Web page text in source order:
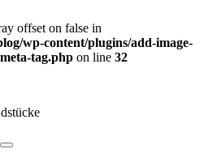
offset on false in
wp-content/plugins/add-image-
tag.php on line 32